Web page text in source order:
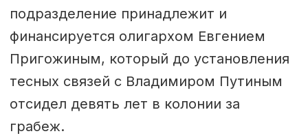
подразделение принадлежит и
финансируется олигархом Евгением
Пригожиным, который до установления
тесных связей с Владимиром Путиным
отсидел девять лет в колонии за
грабеж.